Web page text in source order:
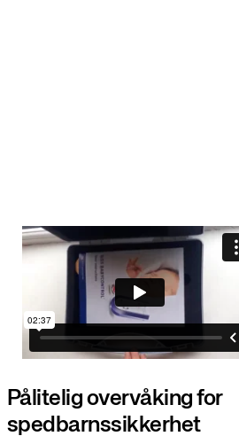
Pålitelig overvåking for
spedbarnssikkerhet